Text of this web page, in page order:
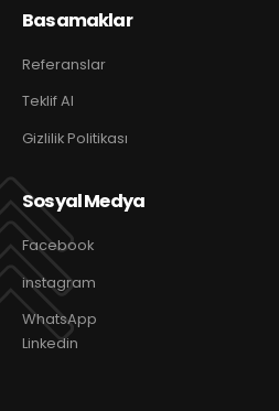
Basamaklar
Referanslar
Teklif Al
Gizlilik Politikası
Sosyal Medya
Facebook
instagram
WhatsApp
Linkedin